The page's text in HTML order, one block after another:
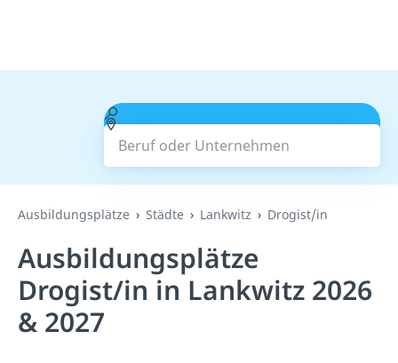
Beruf oder Unternehmen
Suchen
Ausbildungsplätze Städte Lankwitz Drogist/in
Ausbildungsplätze
Drogist/in in Lankwitz 2026
& 2027